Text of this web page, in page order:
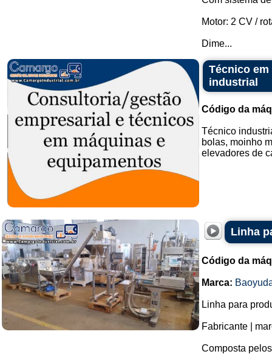
Motor: 2 CV /
Dime...
Técnico
industrial
Código da
Técnico
bolas, moinho
elevadores de
Linha
Código da
Marca:
Linha para
Fabricante |
Composta